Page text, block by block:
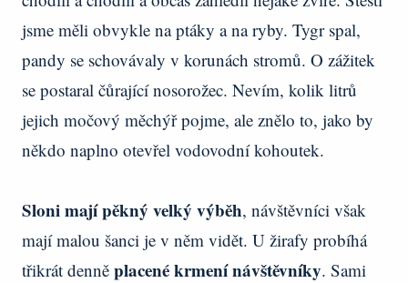
jsme měli obvykle na ptáky a na ryby. Tygr spal,
pandy se schovávaly v korunách stromů. O zážitek
se postaral čůrající nosorožec. Nevím, kolik litrů
jejich močový měchýř pojme, ale znělo to, jako by
někdo naplno otevřel vodovodní kohoutek.
Sloni mají pěkný velký výběh, návštěvníci však
mají malou šanci je v něm vidět. U žirafy probíhá
třikrát denně placené krmení návštěvníky. Sami